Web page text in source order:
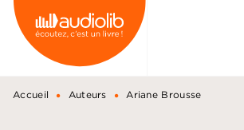
MENU RECHERCHE
PIED DE PAGE
Accueil • Auteurs • Ariane Brousse